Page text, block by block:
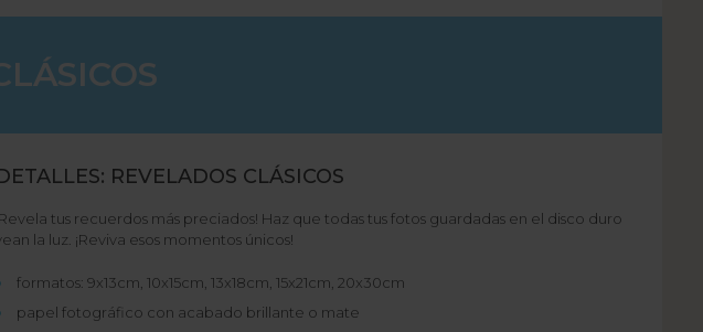
REVELADOS CLÁSICOS
tus recuerdos más preciados! Haz que todas tus fotos guardadas en el disco duro
la luz. ¡Reviva esos momentos únicos!
formatos: 9x13cm, 10x15cm, 13x18cm, 15x21cm, 20x30cm
papel fotográfico con acabado brillante o mate